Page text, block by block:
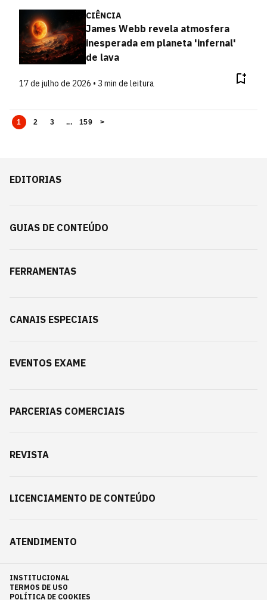
CIÊNCIA
James Webb revela atmosfera
inesperada em planeta 'infernal'
de lava
17 de julho de 2026 • 3 min de leitura
1 2 3 ... 159 >
EDITORIAS
GUIAS DE CONTEÚDO
FERRAMENTAS
CANAIS ESPECIAIS
EVENTOS EXAME
PARCERIAS COMERCIAIS
REVISTA
LICENCIAMENTO DE CONTEÚDO
ATENDIMENTO
INSTITUCIONAL
TERMOS DE USO
POLÍTICA DE COOKIES